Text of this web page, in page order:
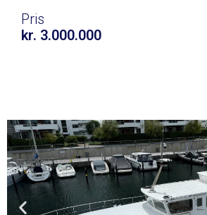
Pris
kr. 3.000.000